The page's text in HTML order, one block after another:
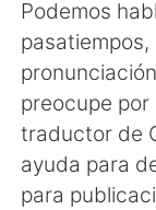
Deutsch
ไทย
Italiano
Podemos
preocupe
traductor de
ayuda para
para